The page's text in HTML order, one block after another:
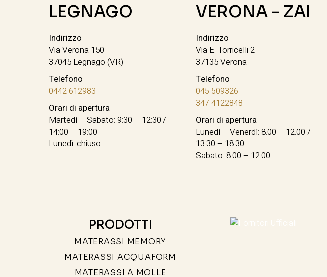
GARANZIA E UTILIZZO
DEI PRODOTTI
LEGNAGO
Indirizzo
Via Verona 150
37045 Legnago (VR)
Telefono
0442 612983
Orari di apertura
Martedì – Sabato: 9:30 – 12:30 /
14:00 – 19:00
Lunedì: chiuso
VERONA – ZAI
Indirizzo
Via E. Torricelli 2
37135 Verona
Telefono
045 509326
347 4122848
Orari di apertura
Lunedì – Venerdì: 8.00 – 12.00 /
13.30 – 18.30
Sabato: 8.00 – 12.00
PRODOTTI
MATERASSI MEMORY
MATERASSI ACQUAFORM
MATERASSI A MOLLE